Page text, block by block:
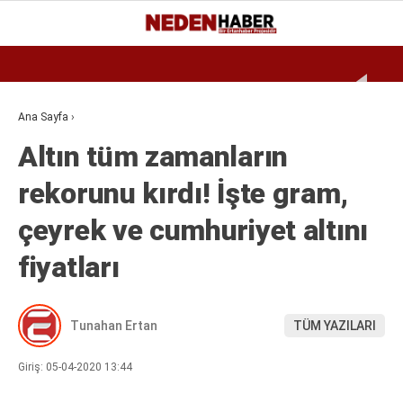
21°
BURSA
EKONOMI
BIYOGRAFI
SPOR
SIYASET
SAĞLIK
Ana Sayfa ›
Altın tüm zamanların
rekorunu kırdı! İşte gram,
çeyrek ve cumhuriyet altını
fiyatları
Tunahan Ertan TÜM YAZILARI
Giriş: 05-04-2020 13:44